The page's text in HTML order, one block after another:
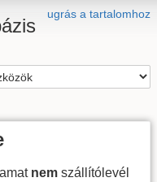
ugrás a tartalomhoz
nem szállítólevél